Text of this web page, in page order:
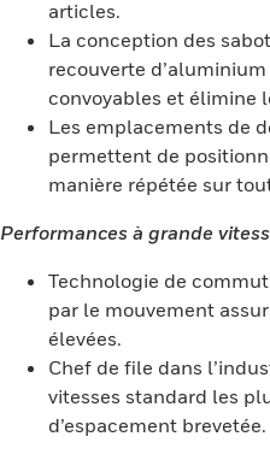
articles.
La conception des
recouverte
convoyables et élimine
Les emplacements de
permettent de
manière répétée sur
Performances à grande
Technologie de
par le mouvement
élevées.
Chef de file dans
vitesses standard les
d’espacement brevetée.